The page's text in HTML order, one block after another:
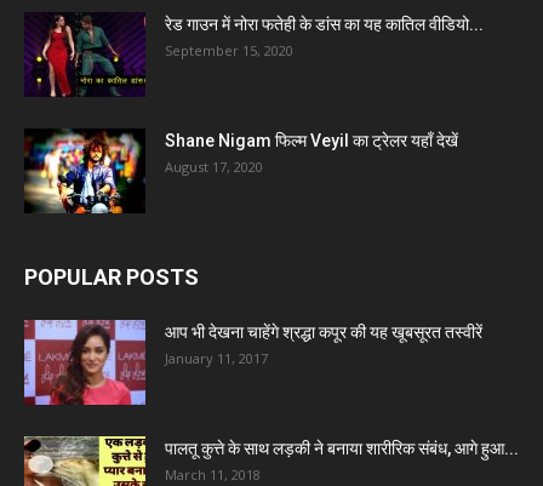
रेड गाउन में नोरा फतेही के डांस का यह कातिल वीडियो...
September 15, 2020
Shane Nigam फिल्म Veyil का ट्रेलर यहाँ देखें
August 17, 2020
POPULAR POSTS
आप भी देखना चाहेंगे श्रद्धा कपूर की यह खूबसूरत तस्वीरें
January 11, 2017
पालतू कुत्ते के साथ लड़की ने बनाया शारीरिक संबंध, आगे हुआ...
March 11, 2018